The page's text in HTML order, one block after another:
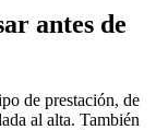
antes de
de prestación, de
al alta. También